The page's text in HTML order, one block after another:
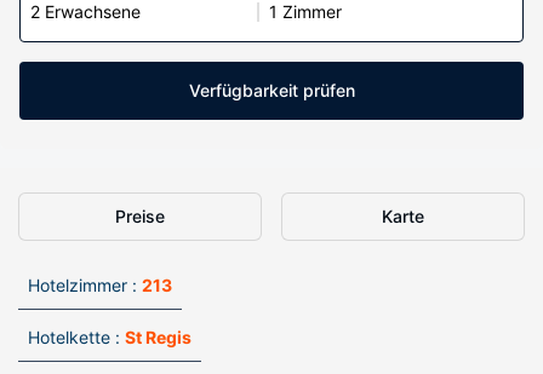
2 Erwachsene 1 Zimmer
Verfügbarkeit prüfen
Preise Karte
Hotelzimmer : 213
Hotelkette : St Regis